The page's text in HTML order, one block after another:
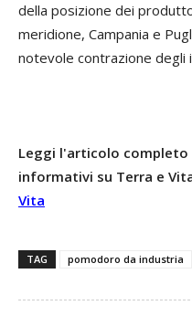
della posizione dei
meridione, Campania e
notevole contrazione degli
Leggi l'articolo
informativi su Terra e
Vita
TAG pomodoro da industria